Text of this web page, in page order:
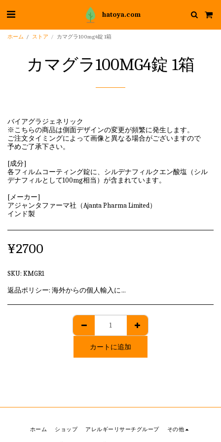
hatoya.com
ホーム ストア カマグラ100mg4錠 1箱
カマグラ100MG4錠 1箱
バイアグラジェネリック
※こちらの商品は側面デザインの変更が頻繁に発生します。
ご注文タイミングによって画像と異なる場合がございますので
予めご了承下さい。
[成分]
各フィルムコーティング錠に、シルデナフィルクエン酸塩（シル
デナフィルとして100mg相当）が含まれています。
[メーカー]
アジャンタファーマ社（Ajanta Pharma Limited）
インド製
¥2700
SKU: KMGR1
返品ポリシー: 海外からの個人輸入に該当しますため、発送後のキャンセル・返品はいずれも承れません。
カートに追加
ホーム ショップ アレルギーリサーチグループ その他